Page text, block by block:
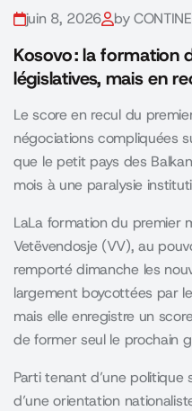
juin 8, 2026 by
Kosovo : la formation
législatives, mais en
Le score en recul du
négociations compliquées
que le petit pays des
mois à une paralysie
LaLa formation du premier
Vetëvendosje (VV), au
remporté dimanche les
largement boycottées par
mais elle enregistre un
de former seul le prochain
Parti tenant d’une
d’une orientation